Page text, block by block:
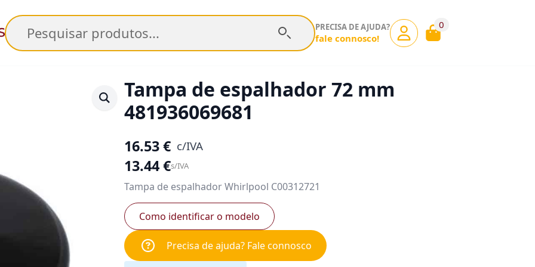
Pesquisar PRECISA DE AJUDA?
fale connosco!
0
Tampa de espalhador 72 mm
481936069681
16.53€ c/IVA
13.44€s/IVA
Tampa de espalhador Whirlpool C00312721
Como identificar o modelo
Precisa de ajuda? Fale connosco